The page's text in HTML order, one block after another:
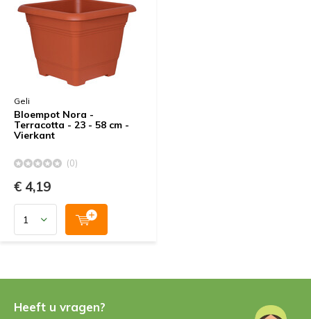
Geli
Bloempot Nora -
Terracotta - 23 - 58 cm -
Vierkant
(0)
€ 4,19
Heeft u vragen?